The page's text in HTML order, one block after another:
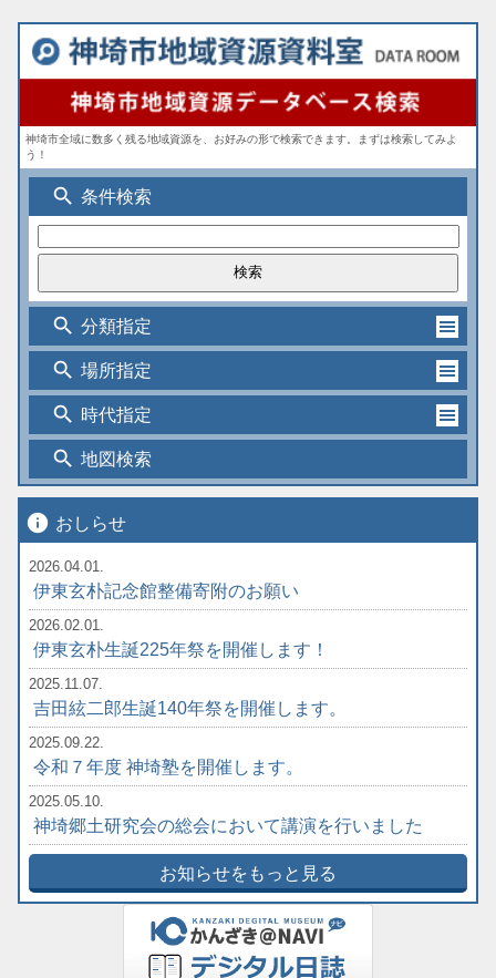
神埼市全域に数多く残る地域資源を、お好みの形で検索できます。まずは検索してみよ
う！
search 条件検索
search 分類指定
search 場所指定
search 時代指定
search 地図検索
info おしらせ
2026.04.01.
伊東玄朴記念館整備寄附のお願い
2026.02.01.
伊東玄朴生誕225年祭を開催します！
2025.11.07.
吉田絃二郎生誕140年祭を開催します。
2025.09.22.
令和７年度 神埼塾を開催します。
2025.05.10.
神埼郷土研究会の総会において講演を行いました
お知らせをもっと見る